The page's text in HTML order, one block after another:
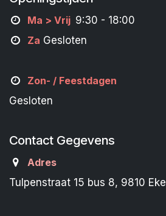
Ma > Vrij 9:30 - 18:00
Za Gesloten
Zon- / Feestdagen
Gesloten
Contact Gegevens
Adres
Tulpenstraat 15 bus 8, 9810 Eke